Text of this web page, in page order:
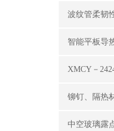
波纹管柔韧
智能平板导
XMCY－
铆钉、隔热